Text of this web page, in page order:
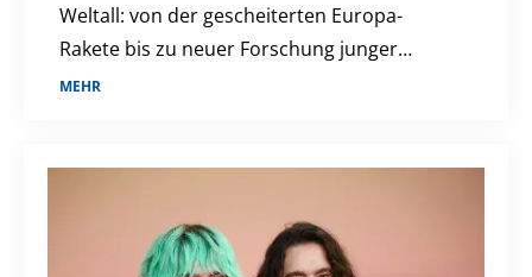
Weltall: von der gescheiterten Europa-
Rakete bis zu neuer Forschung junger
Studierender.
MEHR